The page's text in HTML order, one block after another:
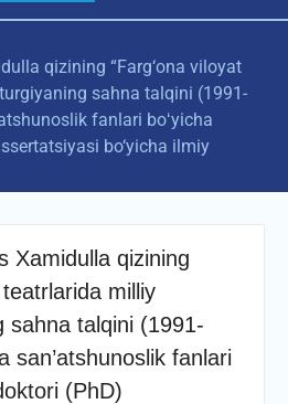
qizining “Farg‘ona viloyat
sahna talqini (1991-
fanlari boʻyicha
bo‘yicha ilmiy
Xamidulla qizining
teatrlarida milliy
sahna talqini (1991-
san’atshunoslik fanlari
(PhD)